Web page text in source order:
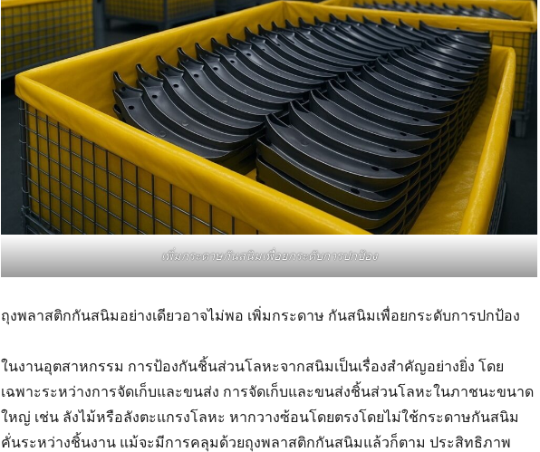
เพิ่มกระดาษกันสนิมเพื่อยกระดับการปกป้อง
ถุงพลาสติกกันสนิมอย่างเดียวอาจไม่พอ เพิ่มกระดาษ กันสนิมเพื่อยกระดับการปกป้อง
ในงานอุตสาหกรรม การป้องกันชิ้นส่วนโลหะจากสนิมเป็นเรื่องสำคัญอย่างยิ่ง โดย
เฉพาะระหว่างการจัดเก็บและขนส่ง การจัดเก็บและขนส่งชิ้นส่วนโลหะในภาชนะขนาด
ใหญ่ เช่น ลังไม้หรือลังตะแกรงโลหะ หากวางซ้อนโดยตรงโดยไม่ใช้กระดาษกันสนิม
คั่นระหว่างชิ้นงาน แม้จะมีการคลุมด้วยถุงพลาสติกกันสนิมแล้วก็ตาม ประสิทธิภาพ